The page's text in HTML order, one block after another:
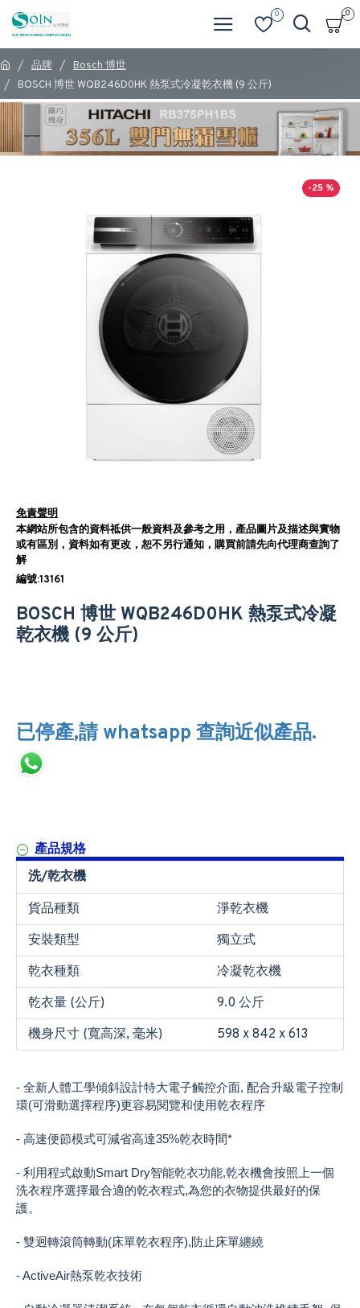
0 0
品牌
Bosch 博世
BOSCH 博世 WQB246D0HK 熱泵式冷凝乾衣機 (9 公斤)
-25 %
免責聲明
本網站所包含的資料祗供一般資料及參考之用，產品圖片及描述與實物
或有區別，資料如有更改，恕不另行通知，購買前請先向代理商查詢了
解
編號:13161
BOSCH 博世 WQB246D0HK 熱泵式冷凝
乾衣機 (9 公斤)
已停產,請 whatsapp 查詢近似產品.
產品規格
洗/乾衣機
貨品種類
淨乾衣機
安裝類型
獨立式
乾衣種類
冷凝乾衣機
乾衣量 (公斤)
9.0 公斤
機身尺寸 (寬高深, 毫米)
598 x 842 x 613
- 全新人體工學傾斜設計特大電子觸控介面, 配合升級電子控制
環(可滑動選擇程序)更容易閱覽和使用乾衣程序
- 高速便節模式可減省高達35%乾衣時間*
- 利用程式啟動Smart Dry智能乾衣功能,乾衣機會按照上一個
洗衣程序選擇最合適的乾衣程式,為您的衣物提供最好的保
護。
- 雙迥轉滾筒轉動(床單乾衣程序),防止床單纏繞
- ActiveAir熱泵乾衣技術